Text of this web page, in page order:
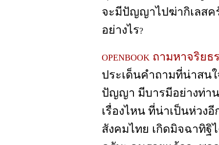
จะมีปัญญาไปฆ่ากิเลสค
อย่างไร?
OPENBOOK ถามหาจริยธ
ประเด็นคำถามที่น่าสน
ปัญญา มีบารมีอย่างท่า
เรื่องไหน ที่น่าเป็นห่วง
สังคมไทย เกิดมิจฉาทิฐิ